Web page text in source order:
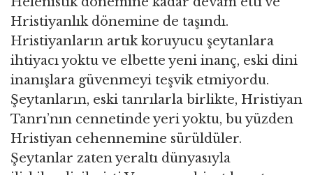
Hristiyanlık dönemine de taşındı.
Hristiyanların artık koruyucu şeytanlara
ihtiyacı yoktu ve elbette yeni inanç, eski dini
inanışlara güvenmeyi teşvik etmiyordu.
Şeytanların, eski tanrılarla birlikte, Hristiyan
Tanrı’nın cennetinde yeri yoktu, bu yüzden
Hristiyan cehennemine sürüldüler.
Şeytanlar zaten yeraltı dünyasıyla